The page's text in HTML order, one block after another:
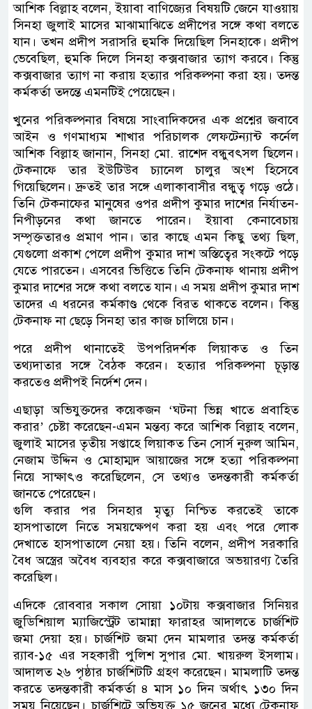
আশিক বিল্লাহ বলেন, ইয়াবা বাণিজ্যের বিষয়টি জেনে যাওয়ায়
সিনহা জুলাই মাসের মাঝামাঝিতে প্রদীপের সঙ্গে কথা বলতে
যান। তখন প্রদীপ সরাসরি হুমকি দিয়েছিল সিনহাকে। প্রদীপ
ভেবেছিল, হুমকি দিলে সিনহা কক্সবাজার ত্যাগ করবে। কিন্তু
কক্সবাজার ত্যাগ না করায় হত্যার পরিকল্পনা করা হয়। তদন্ত
কর্মকর্তা তদন্তে এমনটিই পেয়েছেন।
খুনের পরিকল্পনার বিষয়ে সাংবাদিকদের এক প্রশ্নের জবাবে
আইন ও গণমাধ্যম শাখার পরিচালক লেফটেন্যান্ট কর্নেল
আশিক বিল্লাহ জানান, সিনহা মো. রাশেদ বন্ধুবৎসল ছিলেন।
টেকনাফে তার ইউটিউব চ্যানেল চালুর অংশ হিসেবে
গিয়েছিলেন। দ্রুতই তার সঙ্গে এলাকাবাসীর বন্ধুত্ব গড়ে ওঠে।
তিনি টেকনাফের মানুষের ওপর প্রদীপ কুমার দাশের নির্যাতন-
নিপীড়নের কথা জানতে পারেন। ইয়াবা কেনাবেচায়
সম্পৃক্ততারও প্রমাণ পান। তার কাছে এমন কিছু তথ্য ছিল,
যেগুলো প্রকাশ পেলে প্রদীপ কুমার দাশ অস্তিত্বের সংকটে পড়ে
যেতে পারতেন। এসবের ভিত্তিতে তিনি টেকনাফ থানায় প্রদীপ
কুমার দাশের সঙ্গে কথা বলতে যান। এ সময় প্রদীপ কুমার দাশ
তাদের এ ধরনের কর্মকাণ্ড থেকে বিরত থাকতে বলেন। কিন্তু
টেকনাফ না ছেড়ে সিনহা তার কাজ চালিয়ে চান।
পরে প্রদীপ থানাতেই উপপরিদর্শক লিয়াকত ও তিন
তথ্যদাতার সঙ্গে বৈঠক করেন। হত্যার পরিকল্পনা চূড়ান্ত
করতেও প্রদীপই নির্দেশ দেন।
এছাড়া অভিযুক্তদের কয়েকজন ‘ঘটনা ভিন্ন খাতে প্রবাহিত
করার’ চেষ্টা করেছেন-এমন মন্তব্য করে আশিক বিল্লাহ বলেন,
জুলাই মাসের তৃতীয় সপ্তাহে লিয়াকত তিন সোর্স নুরুল আমিন,
নেজাম উদ্দিন ও মোহাম্মদ আয়াজের সঙ্গে হত্যা পরিকল্পনা
নিয়ে সাক্ষাৎও করেছিলেন, সে তথ্যও তদন্তকারী কর্মকর্তা
জানতে পেরেছেন।
গুলি করার পর সিনহার মৃত্যু নিশ্চিত করতেই তাকে
হাসপাতালে নিতে সময়ক্ষেপণ করা হয় এবং পরে লোক
দেখাতে হাসপাতালে নেয়া হয়। তিনি বলেন, প্রদীপ সরকারি
বৈধ অস্ত্রের অবৈধ ব্যবহার করে কক্সবাজারে অভয়ারণ্য তৈরি
করেছিল।
এদিকে রোববার সকাল সোয়া ১০টায় কক্সবাজার সিনিয়র
জুডিশিয়াল ম্যাজিস্ট্রেট তামান্না ফারাহর আদালতে চার্জশিট
জমা দেয়া হয়। চার্জশিট জমা দেন মামলার তদন্ত কর্মকর্তা
র‌্যাব-১৫ এর সহকারী পুলিশ সুপার মো. খায়রুল ইসলাম।
আদালত ২৬ পৃষ্ঠার চার্জশিটটি গ্রহণ করেছেন। মামলাটি তদন্ত
করতে তদন্তকারী কর্মকর্তা ৪ মাস ১০ দিন অর্থাৎ ১৩০ দিন
সময় নিয়েছেন। চার্জশিটে অভিযুক্ত ১৫ জনের মধ্যে টেকনাফ